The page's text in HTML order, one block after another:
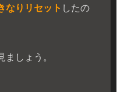
なりリセット したの
しょう。